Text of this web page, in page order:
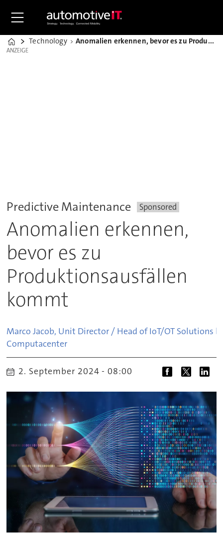
Home
Technology Anomalien erkennen, bevor es zu Produktionsausfällen kommt
ANZEIGE
ANZEIGE
Predictive Maintenance Sponsored
Anomalien erkennen,
bevor es zu
Produktionsausfällen
kommt
Marco Jacob, Unit Director / Head of IoT/OT Solutions
Computacenter
2. September 2024 - 08:00